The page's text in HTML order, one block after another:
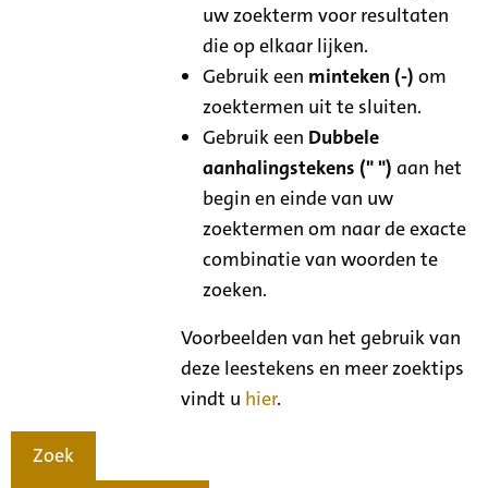
uw zoekterm voor resultaten
die op elkaar lijken.
Gebruik een minteken (-) om
zoektermen uit te sluiten.
Gebruik een Dubbele
aanhalingstekens (" ") aan het
begin en einde van uw
zoektermen om naar de exacte
combinatie van woorden te
zoeken.
Voorbeelden van het gebruik van
deze leestekens en meer zoektips
vindt u hier.
Zoek